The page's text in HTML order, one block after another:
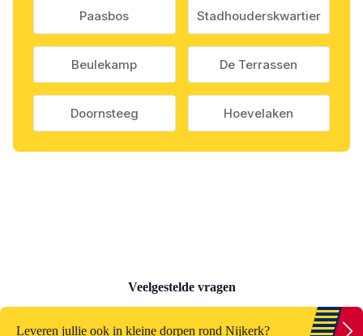
Paasbos Stadhouderskwartier
Beulekamp De Terrassen
Doornsteeg Hoevelaken
Veelgestelde vragen
Leveren jullie ook in kleine dorpen rond Nijkerk?